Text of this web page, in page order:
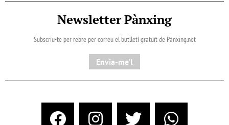
Newsletter Pànxing
Subscriu-te per rebre per correu el butlletí gratuït de Pànxing.net​
Envia-me'l